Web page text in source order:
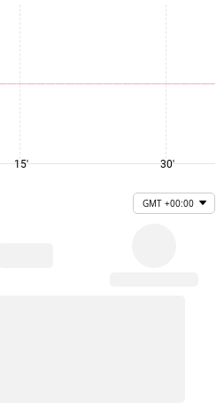
15' 30'
GMT +00:00